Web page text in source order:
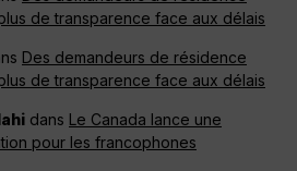
de transparence face aux délais
Des demandeurs de résidence
de transparence face aux délais
dans Le Canada lance une
pour les francophones